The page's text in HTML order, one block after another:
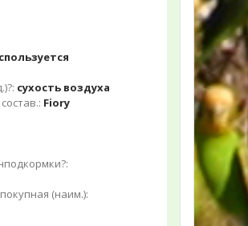
сухость воздуха
Fiory
(наим.):